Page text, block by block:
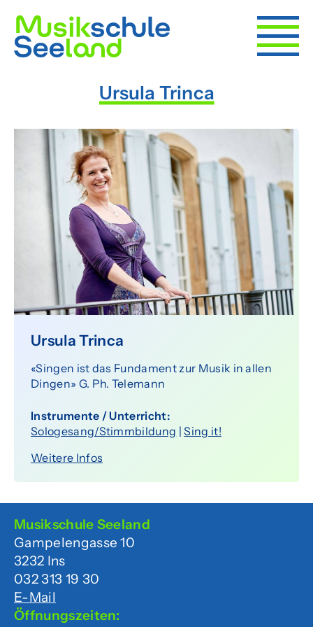
Früher Einstieg
Instrumente
Bands
Ensembles
Förderung
Musikvereine
Senioren
Über uns
Organisation
Team
Förderverein
Offene Stellen
Agenda
Ursula Trinca
Ursula Trinca
«Singen ist das Fundament zur Musik in allen
Dingen» G. Ph. Telemann
Instrumente / Unterricht:
Sologesang/Stimmbildung |Sing it!
Weitere Infos
Musikschule Seeland
Gampelengasse 10
3232 Ins
032 313 19 30
E-Mail
Öffnungszeiten: